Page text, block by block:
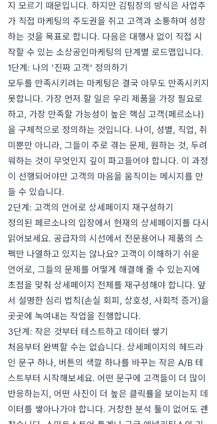
지 모르기 때문입니다. 하지만 김팀장의 방식은 사업주
가 직접 마케팅의 주도권을 쥐고 고객과 소통하며 성장
하는 것을 목표로 합니다. 다음은 대행사 없이 직접 시
작할 수 있는 소상공인마케팅의 단계별 로드맵입니다.
1단계: 나의 '진짜 고객' 정의하기
모두를 만족시키려는 마케팅은 결국 아무도 만족시키지
못합니다. 가장 먼저 할 일은 우리 제품을 가장 필요로
하고, 가장 만족할 가능성이 높은 핵심 고객(페르소나)
을 구체적으로 정의하는 것입니다. 나이, 성별, 직업, 취
미뿐만 아니라, 그들이 주로 겪는 문제, 원하는 것, 두려
워하는 것이 무엇인지 깊이 파고들어야 합니다. 이 과정
이 선행되어야만 고객의 마음을 움직이는 메시지를 만
들 수 있습니다.
2단계: 고객의 언어로 상세페이지 재구성하기
정의된 페르소나의 입장에서 현재의 상세페이지를 다시
읽어보세요. 공급자의 시선에서 전문용어나 제품의 스
펙만 나열하고 있지는 않나요? 고객이 이해하기 쉬운
언어로, 그들의 문제를 어떻게 해결해 줄 수 있는지에
초점을 맞춰 상세페이지 전체를 재구성해야 합니다. 앞
서 설명한 심리 법칙(손실 회피, 상호성, 사회적 증거)을
곳곳에 녹여내는 작업을 진행합니다.
3단계: 작은 것부터 테스트하고 데이터 쌓기
처음부터 완벽할 수는 없습니다. 상세페이지의 헤드라
인 문구 하나, 버튼의 색깔 하나를 바꾸는 작은 A/B 테
스트부터 시작해보세요. 어떤 문구에 고객들이 더 많이
반응하는지, 어떤 사진이 더 높은 클릭률을 보이는지 데
이터를 쌓아나가야 합니다. 거창한 분석 툴이 없어도 괜